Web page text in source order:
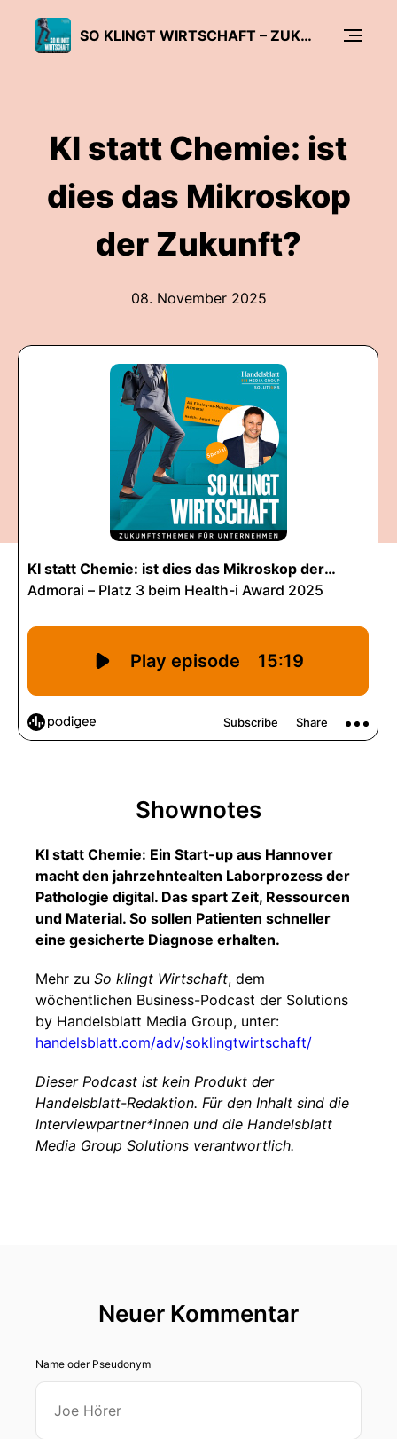
SO KLINGT WIRTSCHAFT – ZUKUNFTSTHEMEN FÜR UNTERNEHMEN
KI statt Chemie: ist
dies das Mikroskop
der Zukunft?
08. November 2025
Shownotes
KI statt Chemie: Ein Start-up aus Hannover
macht den jahrzehntealten Laborprozess der
Pathologie digital. Das spart Zeit, Ressourcen
und Material. So sollen Patienten schneller
eine gesicherte Diagnose erhalten.
Mehr zu So klingt Wirtschaft, dem
wöchentlichen Business-Podcast der Solutions
by Handelsblatt Media Group, unter:
handelsblatt.com/adv/soklingtwirtschaft/
Dieser Podcast ist kein Produkt der
Handelsblatt-Redaktion. Für den Inhalt sind die
Interviewpartner*innen und die Handelsblatt
Media Group Solutions verantwortlich.
Neuer Kommentar
Name oder Pseudonym